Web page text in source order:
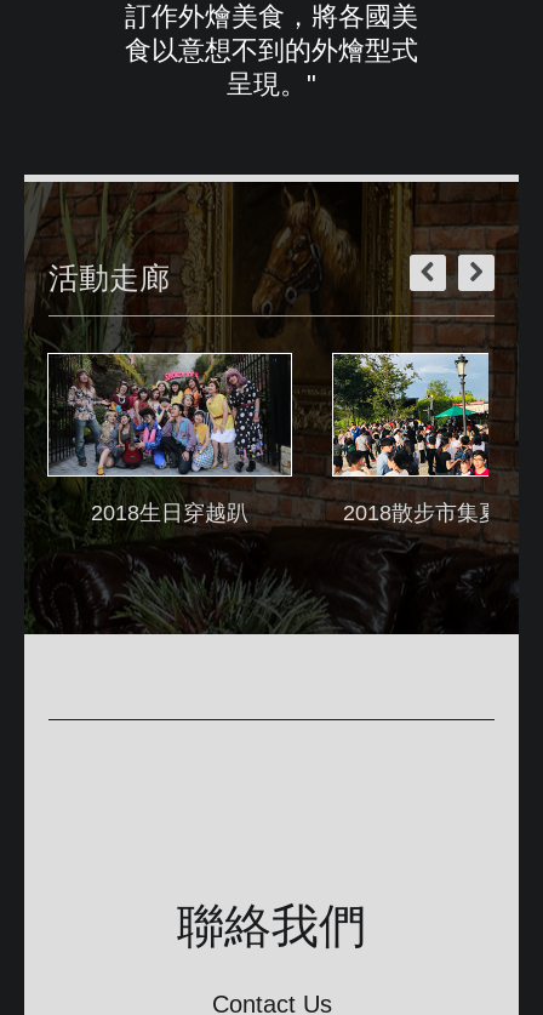
訂作外燴美食，將各國美
食以意想不到的外燴型式
呈現。"
活動走廊
2018生日穿越趴 2018散步市集夏夜
聯絡我們
Contact Us